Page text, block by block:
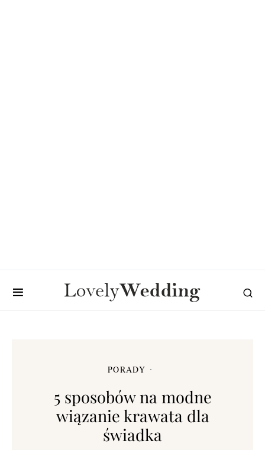
PORADY
5 sposobów na modne
wiązanie krawata dla
świadka